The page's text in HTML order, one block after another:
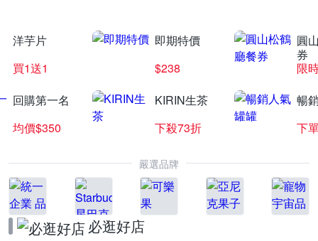
洋芋片
買1送1
即期特價
$238
圓
券
限
回購第一名
均價$350
KIRIN生茶
下殺73折
暢
下
嚴選品牌
必逛好店